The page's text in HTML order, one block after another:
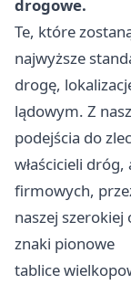
drogowe.
Te, które
najwyższe
drogę,
lądowym. Z
podejścia do
właścicieli
firmowych,
naszej szerokiej
znaki pionowe
tablice